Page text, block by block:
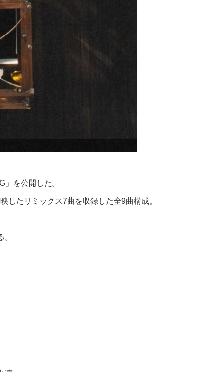
を公開した。
したリミックス7曲を収録した全9曲構成。